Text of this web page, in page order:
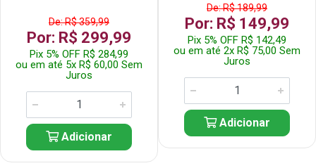
De: R$ 359,99
Por: R$ 299,99
Pix 5% OFF R$ 284,99
ou em até 5x R$ 60,00 Sem
Juros
Adicionar
De: R$ 189,99
Por: R$ 149,99
Pix 5% OFF R$ 142,49
ou em até 2x R$ 75,00 Sem
Juros
Adicionar